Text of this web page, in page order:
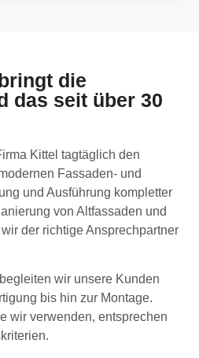
die
das seit über 30
Kittel tagtäglich den
Fassaden- und
und Ausführung kompletter
von Altfassaden und
der richtige Ansprechpartner
wir unsere Kunden
bis hin zur Montage.
wir verwenden, entsprechen